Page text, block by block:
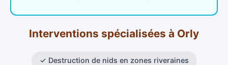
Interventions spécialisées à Orly
✓ Destruction de nids en zones riveraines